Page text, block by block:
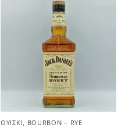
ΟΥΊΣΚΙ, BOURBON – RYE